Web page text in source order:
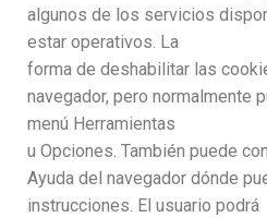
algunos de los servicios
estar operativos. La
forma de deshabilitar las
navegador, pero normalmente
menú Herramientas
u Opciones. También puede
Ayuda del navegador dónde
instrucciones. El usuario podrá